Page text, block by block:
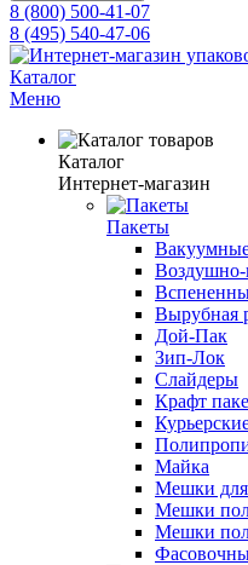
8 (800) 500-41-07
8 (495) 540-47-06
Каталог
Меню
Каталог
Интернет-магазин
Пакеты
Воздушно-
Вырубная
Дой-Пак
Зип-Лок
Слайдеры
Крафт
Майка
Мешки для
Мешки
Мешки